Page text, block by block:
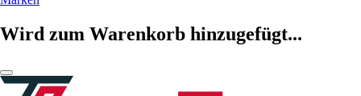
Wird zum Warenkorb hinzugefügt...